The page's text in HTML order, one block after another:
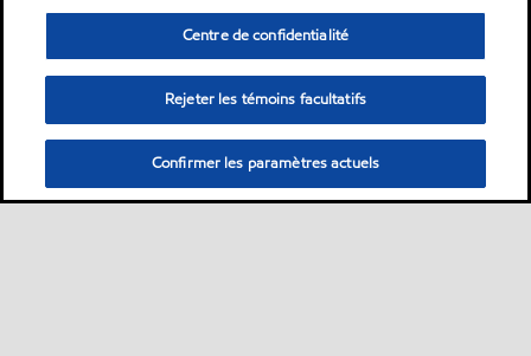
Centre de confidentialité
Rejeter les témoins facultatifs
Confirmer les paramètres actuels